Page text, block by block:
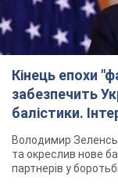
Кінець епохи
забезпечить
балістики.
Володимир
та окреслив нове
партнерів у